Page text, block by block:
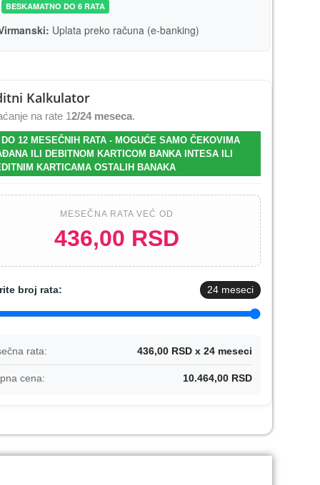
BESKAMATNO DO 6 RATA
Uplata preko računa (e-banking)
Kalkulator
na rate 12/24 meseca.
12 MESEČNIH RATA - MOGUĆE SAMO ČEKOVIMA
ILI DEBITNOM KARTICOM BANKA INTESA ILI
KARTICAMA OSTALIH BANAKA
MESEČNA RATA VEĆ OD
436,00 RSD
broj rata: 24meseci
rata: 436,00 RSD x 24 meseci
cena: 10.464,00 RSD